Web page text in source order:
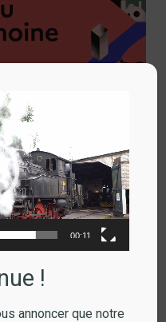
00:11
!
annoncer que notre